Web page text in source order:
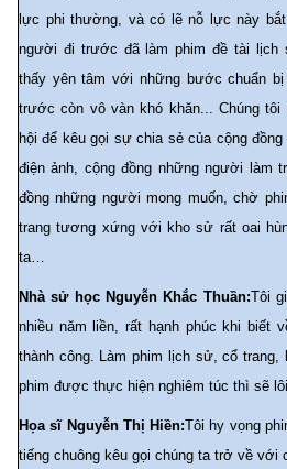
lực phi thường, và có lẽ nỗ lực này
người đi trước đã làm phim đề tài lịch
thấy yên tâm với những bước chuẩn
trước còn vô vàn khó khăn... Chúng
hội để kêu gọi sự chia sẻ của cộng
điện ảnh, cộng đồng những người làm
đồng những người mong muốn, chờ
trang tương xứng với kho sử rất oai
ta…
Nhà sử học Nguyễn Khắc Thuần:Tôi
nhiều năm liền, rất hạnh phúc khi biết
thành công. Làm phim lịch sử, cổ
phim được thực hiện nghiêm túc thì sẽ
Họa sĩ Nguyễn Thị Hiền:Tôi hy vọng
tiếng chuông kêu gọi chúng ta trở về với